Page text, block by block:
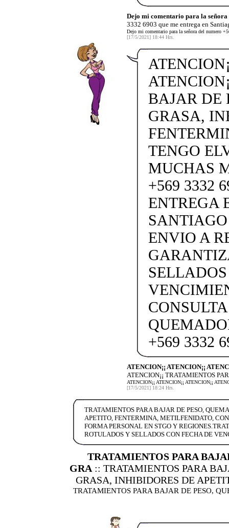
Dejo mi comentario para la
3332 6903 que me entrega en
Dejo mi comentario para la señora del numero
[17/5/2021] 18:44 Hrs.
BAJAR DE
GRASA,
TENGO
MUCHAS
+569 3332
ENTREGA
ENVIO A
+569 3332
ATENCION¡¡ ATENCION¡¡
ATENCION¡¡ TRATAMIENTOS
ATENCION¡¡ ATENCION¡¡ ATENCION¡¡
[17/5/2021] 18:24 Hrs.
TRATAMIENTOS PARA BAJAR DE PESO,
APETITO, FENTERMINA, METILFENIDATO,
FORMA PERSONAL EN STGO Y
ROTULADOS Y SELLADOS CON FECHA DE
TRATAMIENTOS PARA
GRA:: TRATAMIENTOS PARA
GRASA, INHIBIDORES DE
TRATAMIENTOS PARA BAJAR DE PESO,